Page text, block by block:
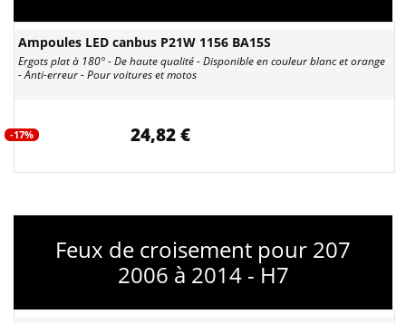
Ampoules LED canbus P21W 1156 BA15S
Ergots plat à 180° - De haute qualité - Disponible en couleur blanc et orange
- Anti-erreur - Pour voitures et motos
-17% 24,82 €
Feux de croisement pour 207
2006 à 2014 - H7